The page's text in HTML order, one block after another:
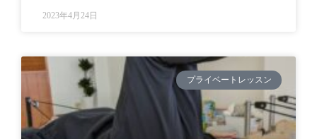
2023年4月24日
プライベートレッスン